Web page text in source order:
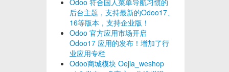
Odoo 符合国人菜单导航习惯的
后台主题，支持最新的Odoo17、
16等版本，支持企业版！
Odoo 官方应用市场开启
Odoo17 应用的发布！增加了行
业应用专栏
Odoo商城模块 Oejia_weshop